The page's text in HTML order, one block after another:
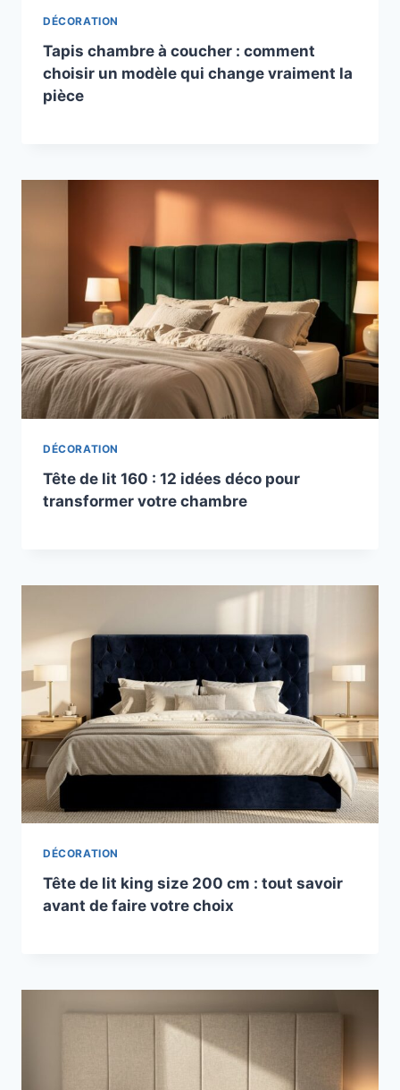
DÉCORATION
Tapis chambre à coucher : comment
choisir un modèle qui change vraiment la
pièce
DÉCORATION
Tête de lit 160 : 12 idées déco pour
transformer votre chambre
DÉCORATION
Tête de lit king size 200 cm : tout savoir
avant de faire votre choix